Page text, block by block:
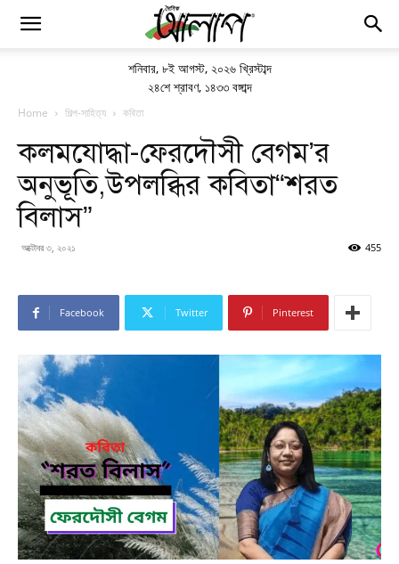
শনিবার, ৮ই আগস্ট, ২০২৬ খ্রিস্টাব্দ
২৪শে শ্রাবণ, ১৪৩৩ বঙ্গাব্দ
Home শিল্প-সাহিত্য কবিতা
কলমযোদ্ধা-ফেরদৌসী বেগম’র
অনুভূতি,উপলব্ধির কবিতা“শরত
বিলাস”
অক্টোবর ৩, ২০২১ 455
Facebook Twitter Pinterest